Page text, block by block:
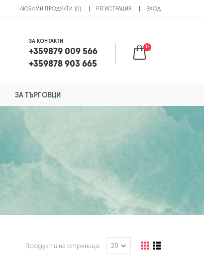
ЛЮБИМИ ПРОДУКТИ (0) РЕГИСТРАЦИЯ ВХОД
ЗА КОНТАКТИ
+359879 009 566
+359878 903 665
0
ЗА ТЪРГОВЦИ
Продукти на страница: